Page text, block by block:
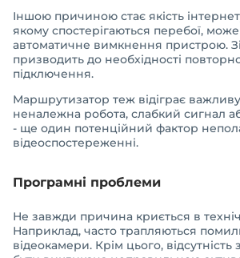
Іншою причиною стає якість
якому спостерігаються перебої,
автоматичне вимкнення пристрою.
призводить до необхідності
підключення.
Маршрутизатор теж відіграє
неналежна робота, слабкий сигнал
- ще один потенційний фактор
відеоспостереженні.
Програмні проблеми
Не завжди причина криється в
Наприклад, часто трапляються
відеокамери. Крім цього,